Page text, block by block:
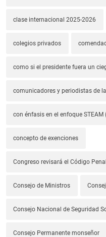
clase internacional 2025-2026
colegios privados
como si el presidente fuera un
comunicadores y periodistas de
con énfasis en el enfoque STEAM
concepto de exenciones
Congreso revisará el Código
Consejo de Ministros
Consejo Nacional de Seguridad
Consejo Permanente monseñor